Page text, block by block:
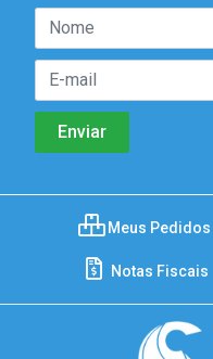
Meus Pedidos
Notas Fiscais